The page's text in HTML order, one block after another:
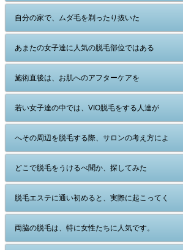
自分の家で、ムダ毛を剃ったり抜いた
あまたの女子達に人気の脱毛部位ではある
施術直後は、お肌へのアフターケアを
若い女子達の中では、VIO脱毛をする人達が
へその周辺を脱毛する際、サロンの考え方によ
どこで脱毛をうけるべ聞か、探してみた
脱毛エステに通い初めると、実際に起こってく
両脇の脱毛は、特に女性たちに人気です。